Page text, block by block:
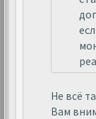
Не всё
Вам